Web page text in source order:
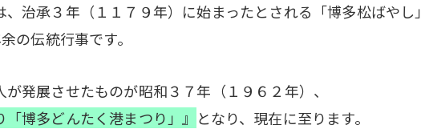
治承３年（１１７９年）に始まったとされる「博多松ばやし」
の伝統行事です。
発展させたものが昭和３７年（１９６２年）、
「博多どんたく港まつり」』 となり、現在に至ります。